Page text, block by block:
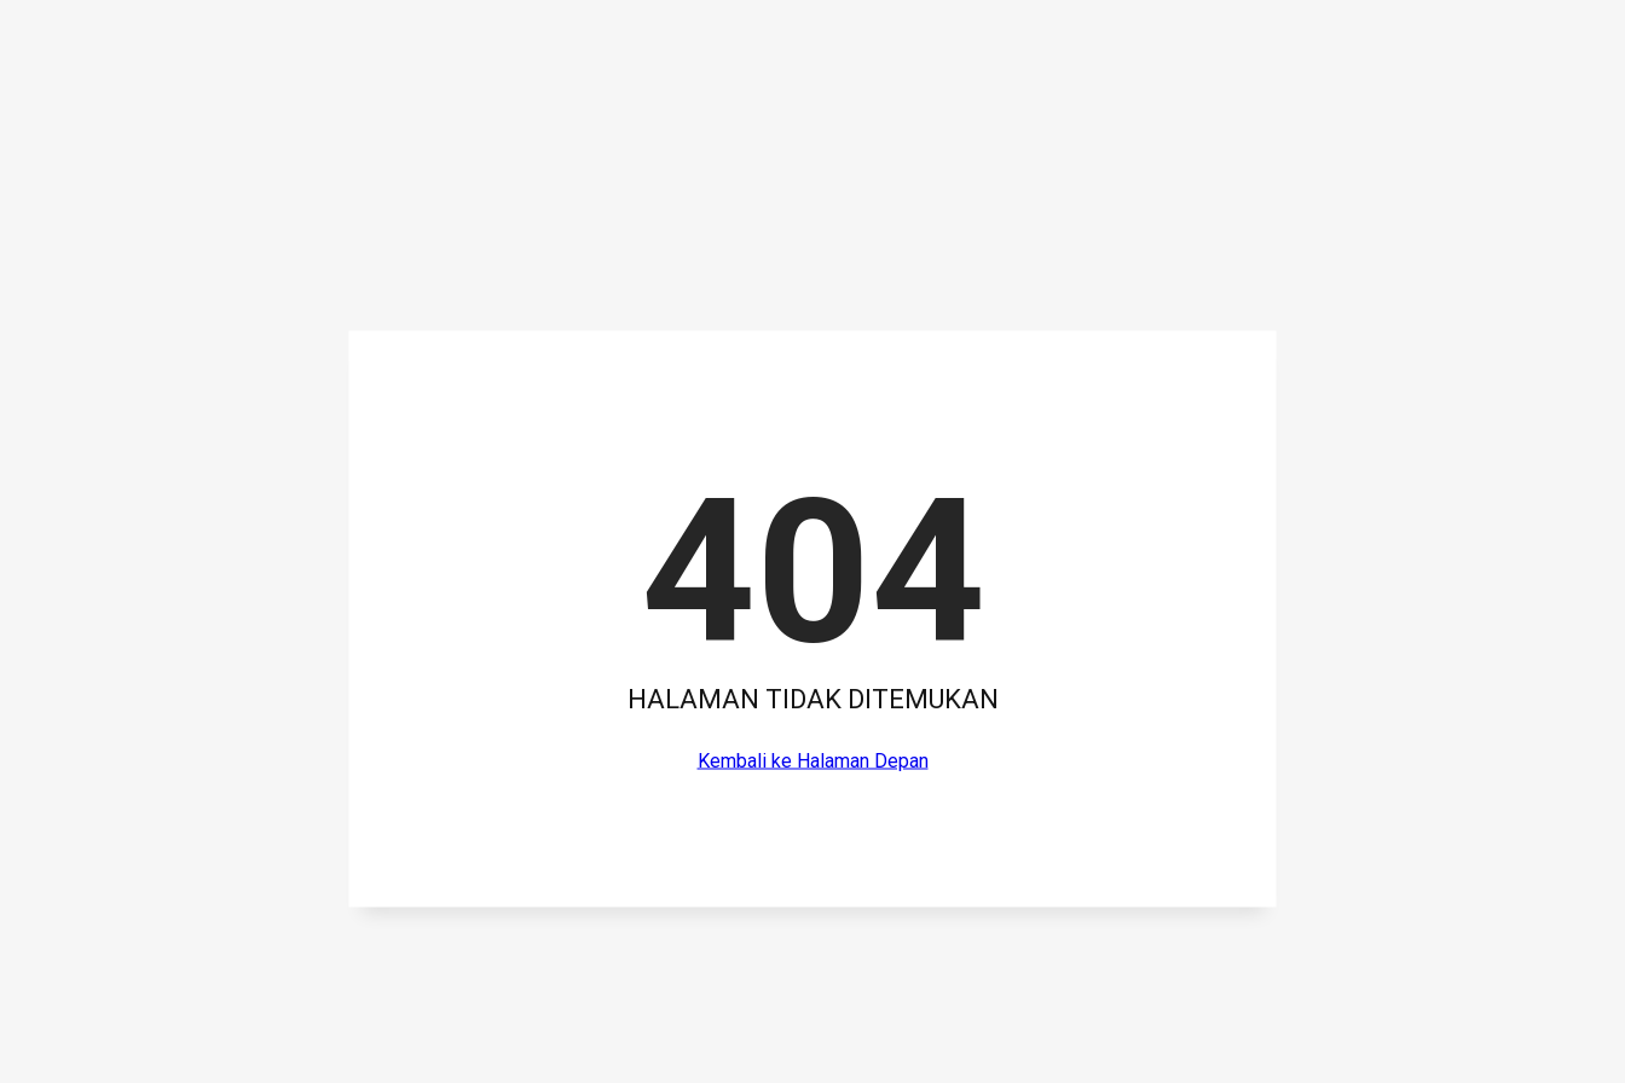
404
HALAMAN TIDAK DITEMUKAN
Kembali ke Halaman Depan